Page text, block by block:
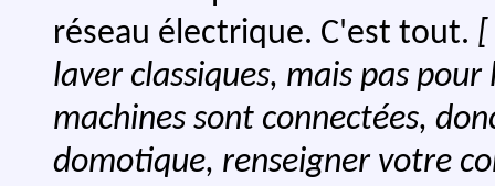
réseau électrique. C'est tout. [
laver classiques, mais pas
machines sont connectées,
domotique, renseigner votre